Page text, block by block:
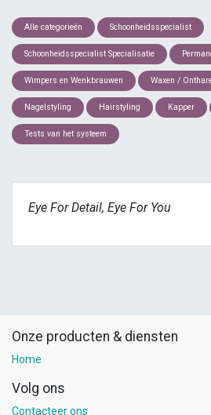
Alle categorieën Schoonheidsspecialist
Schoonheidsspecialist Specialisatie
Wimpers en Wenkbrauwen Waxen /
Nagelstyling Hairstyling Kapper
Tests van het systeem
Eye For Detail, Eye For You
Onze producten & diensten
Home
Volg ons
Contacteer ons